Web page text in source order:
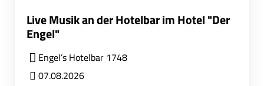
Live Musik an der Hotelbar im Hotel "Der
Engel"
Engel’s Hotelbar 1748
07.08.2026